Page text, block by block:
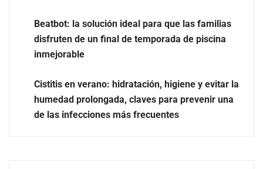
de pagos inmobiliarios: hasta 82% de ahorro por cobro
El voto del público será decisivo para elegir a los
Beatbot: la solución ideal para que las familias
disfruten de un final de temporada de piscina
inmejorable
Cistitis en verano: hidratación, higiene y evitar la
humedad prolongada, claves para prevenir una
de las infecciones más frecuentes